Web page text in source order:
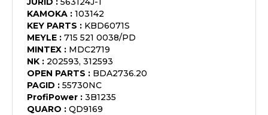
KAMOKA : 103142
KEY PARTS : KBD6071S
MEYLE : 715 521 0038/PD
MINTEX : MDC2719
NK : 202593, 312593
OPEN PARTS : BDA2736.20
PAGID : 55730NC
ProfiPower : 3B1235
QUARO : QD9169